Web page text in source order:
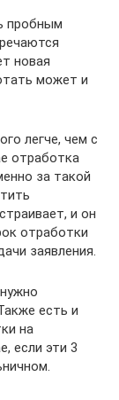
пробным
новая
может и
легче, чем с
отработка
за такой
и он
отработки
заявления.
есть и
на
если эти 3